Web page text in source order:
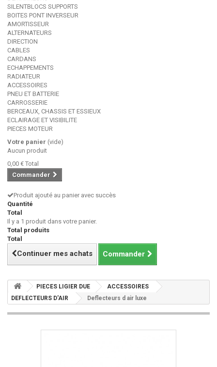
SILENTBLOCS SUPPORTS
BOITES PONT INVERSEUR
AMORTISSEUR
ALTERNATEURS
DIRECTION
CABLES
CARDANS
ECHAPPEMENTS
RADIATEUR
ACCESSOIRES
PNEU ET BATTERIE
CARROSSERIE
BERCEAUX, CHASSIS ET ESSIEUX
ECLAIRAGE ET VISIBILITE
PIECES MOTEUR
Votre panier (vide)
Aucun produit
0,00 € Total
Commander
Produit ajouté au panier avec succès
Quantité
Total
Il y a 1 produit dans votre panier.
Total produits
Total
Continuer mes achats Commander
PIECES LIGIER DUE
ACCESSOIRES
DEFLECTEURS D'AIR
Deflecteurs d air luxe